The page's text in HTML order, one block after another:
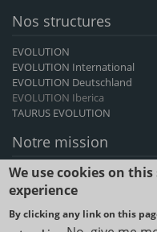
Nos structures
EVOLUTION
EVOLUTION International
EVOLUTION Deutschland
EVOLUTION Iberica
TAURUS EVOLUTION
Notre mission
EVOLUTION International
génétique bovine et caprine,
plus de 60 ans.
We use cookies on
experience
By clicking any link on this